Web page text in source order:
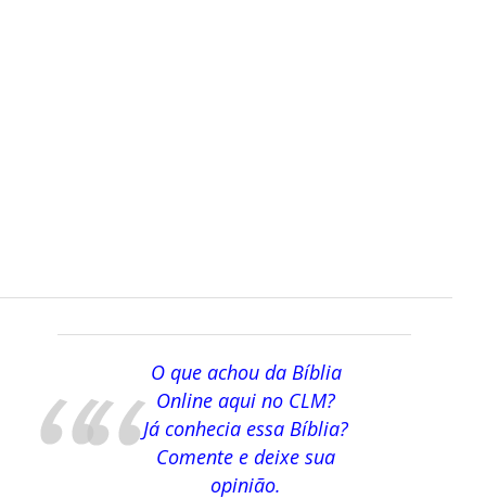
O que achou da Bíblia
Online aqui no CLM?
Já conhecia essa Bíblia?
Comente e deixe sua
opinião.